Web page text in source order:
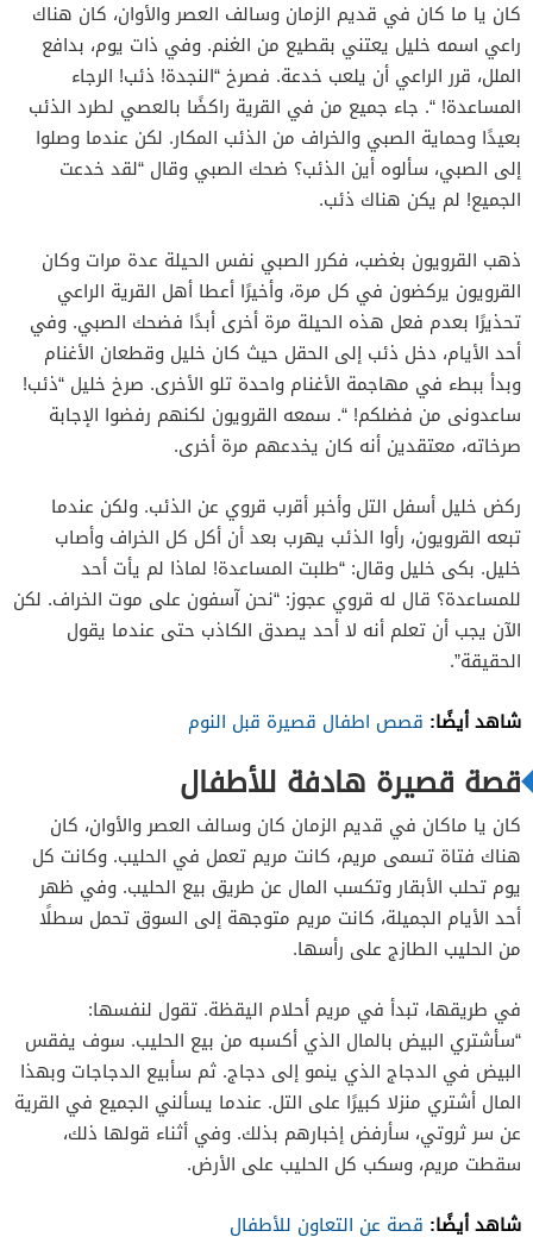
كان يا ما كان في قديم الزمان وسالف العصر والأوان، كان هناك
راعي اسمه خليل يعتني بقطيع من الغنم. وفي ذات يوم، بدافع
الملل، قرر الراعي أن يلعب خدعة. فصرخ “النجدة! ذئب! الرجاء
المساعدة! “. جاء جميع من في القرية راكضًا بالعصي لطرد الذئب
بعيدًا وحماية الصبي والخراف من الذئب المكار. لكن عندما وصلوا
إلى الصبي، سألوه أين الذئب؟ ضحك الصبي وقال “لقد خدعت
الجميع! لم يكن هناك ذئب.
ذهب القرويون بغضب، فكرر الصبي نفس الحيلة عدة مرات وكان
القرويون يركضون في كل مرة، وأخيرًا أعطا أهل القرية الراعي
تحذيرًا بعدم فعل هذه الحيلة مرة أخرى أبدًا فضحك الصبي. وفي
أحد الأيام، دخل ذئب إلى الحقل حيث كان خليل وقطعان الأغنام
وبدأ ببطء في مهاجمة الأغنام واحدة تلو الأخرى. صرخ خليل “ذئب!
ساعدونى من فضلكم! “. سمعه القرويون لكنهم رفضوا الإجابة
صرخاته، معتقدين أنه كان يخدعهم مرة أخرى.
ركض خليل أسفل التل وأخبر أقرب قروي عن الذئب. ولكن عندما
تبعه القرويون، رأوا الذئب يهرب بعد أن أكل كل الخراف وأصاب
خليل. بكى خليل وقال: “طلبت المساعدة! لماذا لم يأت أحد
للمساعدة؟ قال له قروي عجوز: “نحن آسفون على موت الخراف. لكن
الآن يجب أن تعلم أنه لا أحد يصدق الكاذب حتى عندما يقول
الحقيقة”.
شاهد أيضًا: قصص اطفال قصيرة قبل النوم
قصة قصيرة هادفة للأطفال
كان يا ماكان في قديم الزمان كان وسالف العصر والأوان، كان
هناك فتاة تسمى مريم، كانت مريم تعمل في الحليب. وكانت كل
يوم تحلب الأبقار وتكسب المال عن طريق بيع الحليب. وفي ظهر
أحد الأيام الجميلة، كانت مريم متوجهة إلى السوق تحمل سطلًا
من الحليب الطازج على رأسها.
في طريقها، تبدأ في مريم أحلام اليقظة. تقول لنفسها:
“سأشتري البيض بالمال الذي أكسبه من بيع الحليب. سوف يفقس
البيض في الدجاج الذي ينمو إلى دجاج. ثم سأبيع الدجاجات وبهذا
المال أشتري منزلا كبيرًا على التل. عندما يسألني الجميع في القرية
عن سر ثروتي، سأرفض إخبارهم بذلك. وفي أثناء قولها ذلك،
سقطت مريم، وسكب كل الحليب على الأرض.
شاهد أيضًا: قصة عن التعاون للأطفال